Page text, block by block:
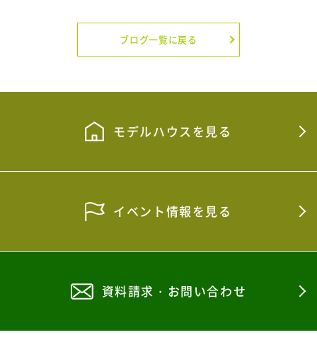
2026年6月
2026年4月
2026年3月
2025年12月
2025年9月
2025年8月
ブログ一覧に戻る
モデルハウスを見る
イベント情報を見る
資料請求・お問い合わせ